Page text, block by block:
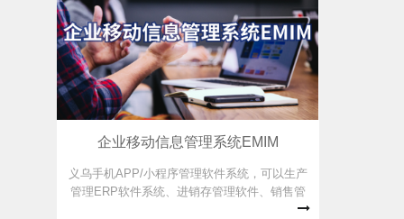
企业移动信息管理系统EMIM
义乌手机APP/小程序管理软件系统，可以生产
管理ERP软件系统、进销存管理软件、销售管
理软件、财务管理软件进行数据无缝对接，实